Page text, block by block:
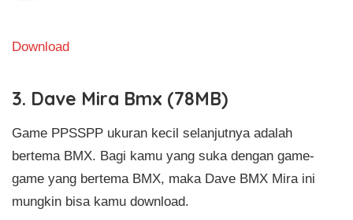
Download
3. Dave Mira Bmx (78MB)
Game PPSSPP ukuran kecil selanjutnya adalah
bertema BMX. Bagi kamu yang suka dengan game-
game yang bertema BMX, maka Dave BMX Mira ini
mungkin bisa kamu download.